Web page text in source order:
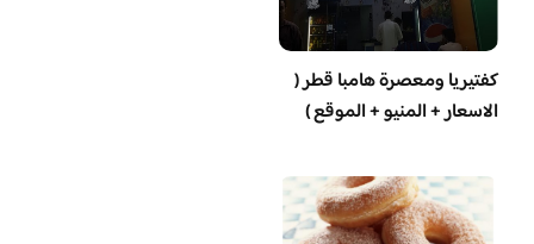
‏كفتيريا ومعصرة هامبا قطر (
الاسعار + المنيو + الموقع )